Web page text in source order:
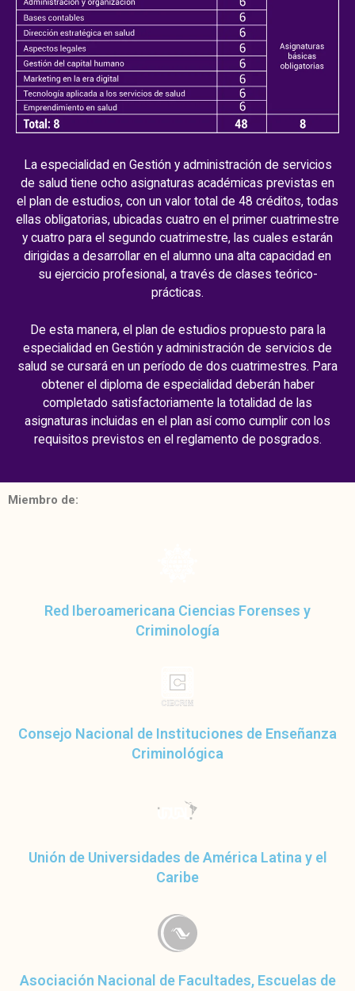
La especialidad en Gestión y administración de servicios
de salud tiene ocho asignaturas académicas previstas en
el plan de estudios, con un valor total de 48 créditos, todas
ellas obligatorias, ubicadas cuatro en el primer cuatrimestre
y cuatro para el segundo cuatrimestre, las cuales estarán
dirigidas a desarrollar en el alumno una alta capacidad en
su ejercicio profesional, a través de clases teórico-
prácticas.
De esta manera, el plan de estudios propuesto para la
especialidad en Gestión y administración de servicios de
salud se cursará en un período de dos cuatrimestres. Para
obtener el diploma de especialidad deberán haber
completado satisfactoriamente la totalidad de las
asignaturas incluidas en el plan así como cumplir con los
requisitos previstos en el reglamento de posgrados.
Miembro de:
Red Iberoamericana Ciencias Forenses y
Criminología
Consejo Nacional de Instituciones de Enseñanza
Criminológica
Unión de Universidades de América Latina y el
Caribe
Asociación Nacional de Facultades, Escuelas de